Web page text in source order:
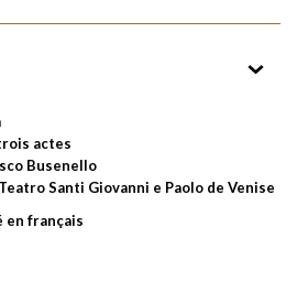
actes
Busenello
Santi Giovanni e Paolo de Venise
français